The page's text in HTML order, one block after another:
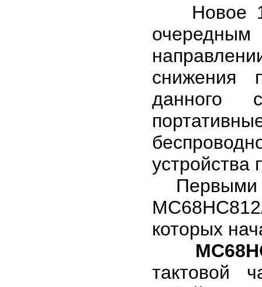
Новое
снижения
данного
Первыми
которых
тактовой